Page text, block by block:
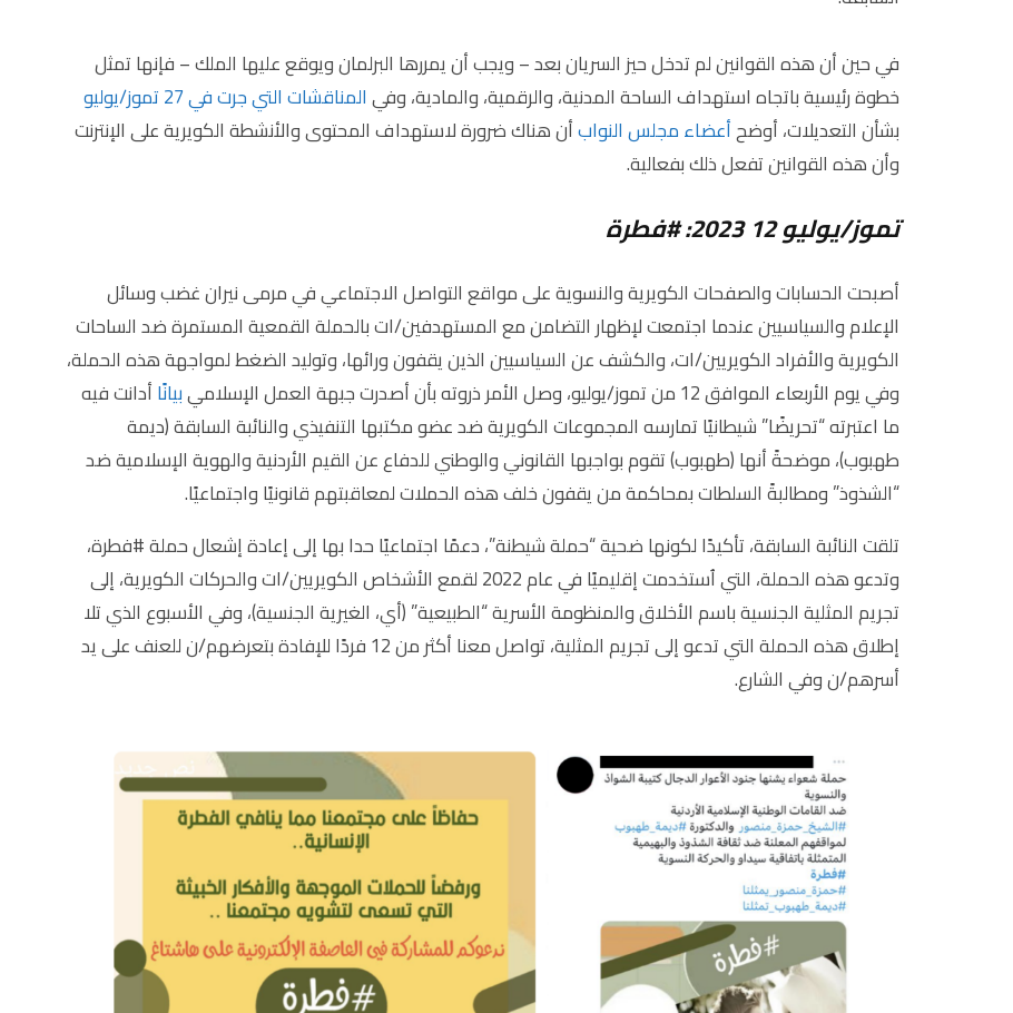
في حين أن هذه القوانين لم تدخل حيز السريان بعد – ويجب أن يمررها البرلمان ويوقع عليها الملك – فإنها تمثل
خطوة رئيسية باتجاه استهداف الساحة المدنية، والرقمية، والمادية، وفيالمناقشات التي جرت في 27 تموز/يوليو
بشأن التعديلات، أوضحأعضاء مجلس النوابأن هناك ضرورة لاستهداف المحتوى والأنشطة الكويرية على الإنترنت
وأن هذه القوانين تفعل ذلك بفعالية.
تموز/يوليو 12 2023: #فطرة
أصبحت الحسابات والصفحات الكويرية والنسوية على مواقع التواصل الاجتماعي في مرمى نيران غضب وسائل
الإعلام والسياسيين عندما اجتمعت لإظهار التضامن مع المستهدفين/ات بالحملة القمعية المستمرة ضد الساحات
الكويرية والأفراد الكويريين/ات، والكشف عن السياسيين الذين يقفون ورائها، وتوليد الضغط لمواجهة هذه الحملة،
وفي يوم الأربعاء الموافق 12 من تموز/يوليو، وصل الأمر ذروته بأن أصدرت جبهة العمل الإسلامي
بيانًاأدانت فيه
ما اعتبرته “تحريضًا” شيطانيًا تمارسه المجموعات الكويرية ضد عضو مكتبها التنفيذي والنائبة السابقة (ديمة
طهبوب)، موضحةً أنها (طهبوب) تقوم بواجبها القانوني والوطني للدفاع عن القيم الأردنية والهوية الإسلامية ضد
“الشذوذ” ومطالبةً السلطات بمحاكمة من يقفون خلف هذه الحملات لمعاقبتهم قانونيًا واجتماعيًا.
تلقت النائبة السابقة، تأكيدًا لكونها ضحية “حملة شيطنة”، دعمًا اجتماعيًا حدا بها إلى إعادة إشعال حملة #فطرة،
وتدعو هذه الحملة، التي اُستخدمت إقليميًا في عام 2022 لقمع الأشخاص الكويريين/ات والحركات الكويرية، إلى
تجريم المثلية الجنسية باسم الأخلاق والمنظومة الأسرية “الطبيعية” (أي، الغيرية الجنسية)، وفي الأسبوع الذي تلا
إطلاق هذه الحملة التي تدعو إلى تجريم المثلية، تواصل معنا أكثر من 12 فردًا للإفادة بتعرضهم/ن للعنف على يد
أسرهم/ن وفي الشارع.